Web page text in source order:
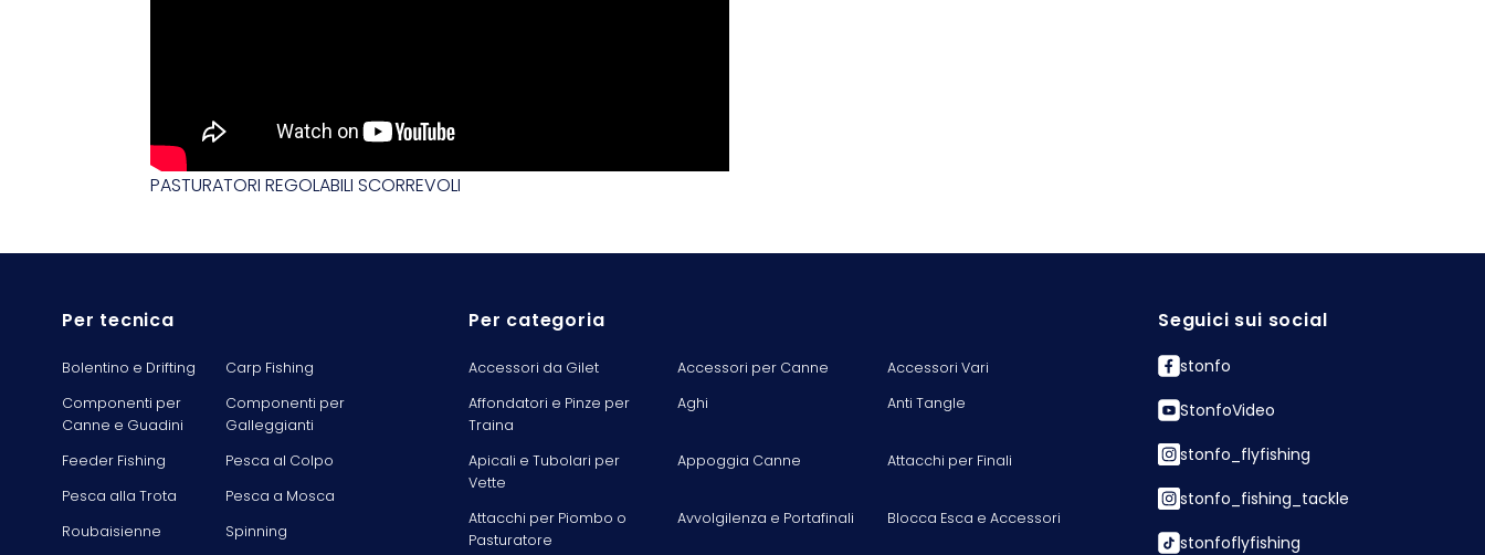
PASTURATORI REGOLABILI SCORREVOLI
Per tecnica
Bolentino e Drifting
Carp Fishing
Componenti per
Canne e Guadini
Componenti per
Galleggianti
Feeder Fishing
Pesca al Colpo
Pesca alla Trota
Pesca a Mosca
Roubaisienne
Spinning
Per categoria
Accessori da Gilet Accessori per Canne
Accessori Vari
Affondatori e Pinze per
Traina
Aghi Anti Tangle
Apicali e Tubolari per
Vette
Appoggia Canne Attacchi per Finali
Attacchi per Piombo o
Pasturatore
Avvolgilenza e Portafinali Blocca Esca e Accessori
Seguici sui social
stonfo
StonfoVideo
stonfo_flyfishing
stonfo_fishing_tackle
stonfoflyfishing